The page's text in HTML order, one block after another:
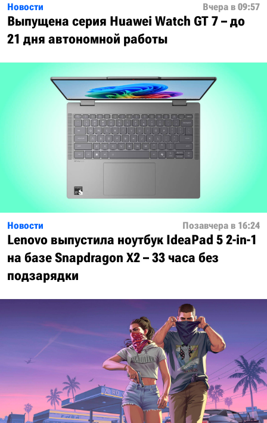
Новости Вчера в 09:57
Выпущена серия Huawei Watch GT 7 – до
21 дня автономной работы
Новости Позавчера в 16:24
Lenovo выпустила ноутбук IdeaPad 5 2-in-1
на базе Snapdragon X2 – 33 часа без
подзарядки